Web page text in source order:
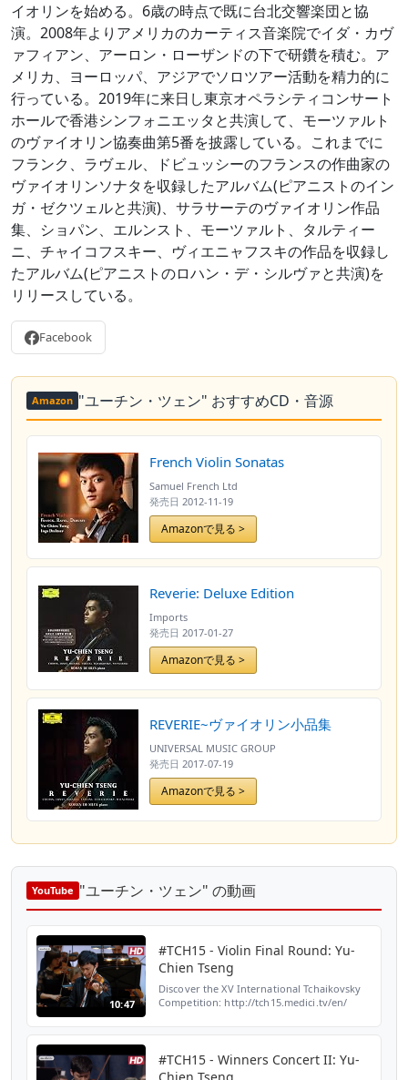
イオリンを始める。6歳の時点で既に台北交響楽団と協
演。2008年よりアメリカのカーティス音楽院でイダ・カヴ
ァフィアン、アーロン・ローザンドの下で研鑽を積む。ア
メリカ、ヨーロッパ、アジアでソロツアー活動を精力的に
行っている。2019年に来日し東京オペラシティコンサート
ホールで香港シンフォニエッタと共演して、モーツァルト
のヴァイオリン協奏曲第5番を披露している。これまでに
フランク、ラヴェル、ドビュッシーのフランスの作曲家の
ヴァイオリンソナタを収録したアルバム(ピアニストのイン
ガ・ゼクツェルと共演)、サラサーテのヴァイオリン作品
集、ショパン、エルンスト、モーツァルト、タルティー
ニ、チャイコフスキー、ヴィエニャフスキの作品を収録し
たアルバム(ピアニストのロハン・デ・シルヴァと共演)を
リリースしている。
Facebook
Amazon "ユーチン・ツェン" おすすめCD・音源
French Violin Sonatas
Samuel French Ltd
発売日 2012-11-19
Amazonで見る >
Reverie: Deluxe Edition
Imports
発売日 2017-01-27
Amazonで見る >
REVERIE~ヴァイオリン小品集
UNIVERSAL MUSIC GROUP
発売日 2017-07-19
Amazonで見る >
YouTube "ユーチン・ツェン" の動画
10:47
#TCH15 - Violin Final Round: Yu-
Chien Tseng
Discover the XV International Tchaikovsky
Competition: http://tch15.medici.tv/en/
#TCH15 - Winners Concert II: Yu-